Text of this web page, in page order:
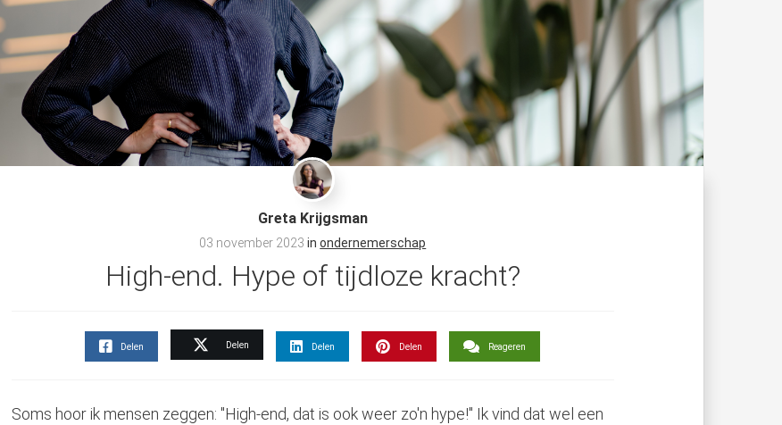
Greta Krijgsman
03 november 2023inondernemerschap
High-end. Hype of tijdloze kracht?
Delen Delen Delen Delen Reageren
Soms hoor ik mensen zeggen: "High-end, dat is ook weer zo'n hype!" Ik vind dat wel een